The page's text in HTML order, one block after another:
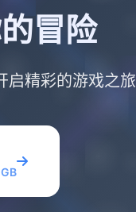
冒险
启精彩的游戏之旅